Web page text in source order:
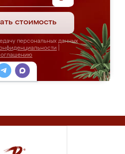
стоимость
персональных данных